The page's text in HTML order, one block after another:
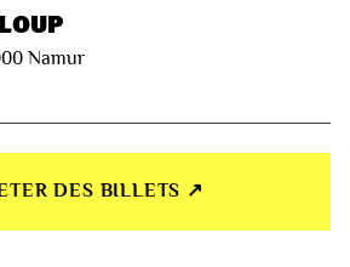
Namur
DES BILLETS ↗︎